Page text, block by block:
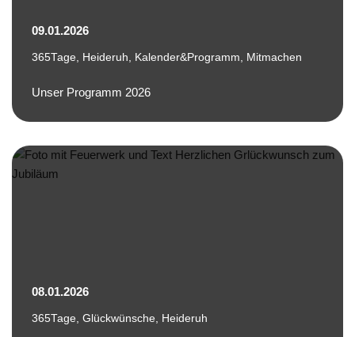
09.01.2026
365Tage Heideruh Kalender&Programm Mitmachen
Unser Programm 2026
08.01.2026
365Tage Glückwünsche Heideruh